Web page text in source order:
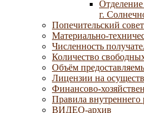
г.
Попечительский совет
Материально-
Численность
Количество
Объём
Лицензии на
Финансово-
Правила внутреннего
ВИДЕО-архив